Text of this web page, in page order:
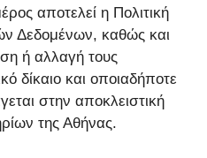
αποτελεί η Πολιτική
Δεδομένων, καθώς και
ή αλλαγή τους
δίκαιο και οποιαδήποτε
στην αποκλειστική
της Αθήνας.